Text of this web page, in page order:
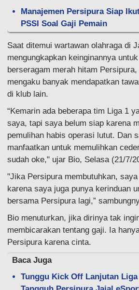
Manajemen Persipura Siap
PSSI Soal Gaji Pemain
Saat ditemui wartawan olahraga di
mengungkapkan keinginannya
berseragam merah hitam
mengaku banyak mendapatkan
di klub lain.
“Kemarin ada beberapa tim Liga 1
saya, tapi saya belum siap karena
pemulihan habis operasi lutut. Dan
manfaatkan untuk memulihkan
sudah oke," ujar Bio, Selasa (21/7/
"Jika Persipura membutuhkan,
karena saya juga punya kerinduan
bersama Persipura lagi,”
Bio menuturkan, jika dirinya tak
membicarakan tentang gaji. Ia
Persipura karena cinta.
Baca Juga
Tunggu Kick Off Lanjutan Liga